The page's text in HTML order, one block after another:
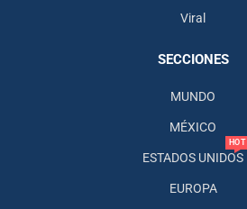
Viral
SECCIONES
MUNDO
MÉXICO
ESTADOS UNIDOS
HOT
EUROPA